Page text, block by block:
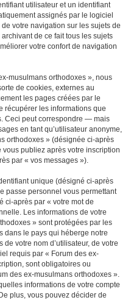
utilisateur et un identifiant
assignés par le logiciel
votre navigation sur les sujets de
de ce fait tous les sujets
votre confort de navigation
musulmans orthodoxes », nous
de cookies, externes au
les pages créées par le
récupérer les informations que
Ceci peut correspondre — mais
en tant qu’utilisateur anonyme,
orthodoxes » (désignée ci-après
publiez après votre inscription
par « vos messages »).
unique (désigné ci-après
passe personnel vous permettant
ci-après par « votre mot de
Les informations de votre
» sont protégées par les
dans le pays qui héberge notre
votre nom d’utilisateur, de votre
requis par « Forum des ex-
sont obligatoires ou
des ex-musulmans orthodoxes ».
informations de votre compte
plus, vous pouvez décider de